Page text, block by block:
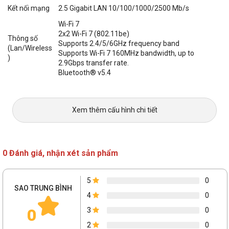
Kết nối mạng 2.5 Gigabit LAN 10/100/1000/2500 Mb/s
Thông số
(Lan/Wireless
)
Wi-Fi 7
2x2 Wi-Fi 7 (802.11be)
Supports 2.4/5/6GHz frequency band
Supports Wi-Fi 7 160MHz bandwidth, up to
2.9Gbps transfer rate.
Bluetooth® v5.4
Khe cắm
trong
Processors
1 x PCIe 5.0 x16 slot (supports x16 mode)
Processors
M.2_1 slot (Key M), type 2280 (supports PCIe 5.0
x4 mode)
AMD Ryzen™ 8000 Series Desktop Processors
M.2_1 slot (Key M), type 2280 (supports PCIe 4.0
Xem thêm cấu hình chi tiết
0 Đánh giá, nhận xét sản phẩm
SAO TRUNG BÌNH
0
5
0
4
0
3
0
2
0